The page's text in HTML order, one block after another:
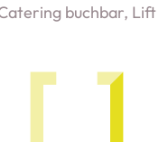
buchbar, Lift